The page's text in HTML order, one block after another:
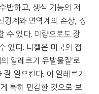
반하고, 생식 기능의 저
경계와 면역계의 손상, 정
수 있다. 미량으로도 장
있다. 니켈은 미국의 접
알레르기 유발물질’로
일으킨다. 이 알레르기
특히 민감한 것으로 보